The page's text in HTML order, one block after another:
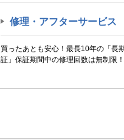
修理・アフターサービス
買ったあとも安心！最長10年の「長
証」保証期間中の修理回数は無制限！